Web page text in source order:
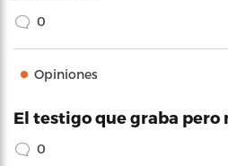
0
Opiniones
El testigo que graba pero
0